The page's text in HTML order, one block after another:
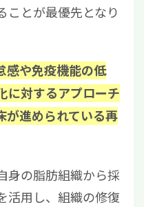
ことが最優先となり
感や免疫機能の低
に対するアプローチ
が進められている再
身の脂肪組織から採
活用し、組織の修復